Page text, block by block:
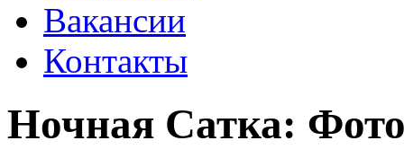
Вакансии
Контакты
Ночная Сатка: